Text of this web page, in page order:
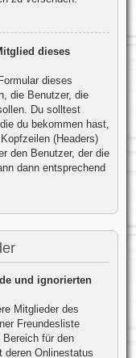
dieses
dieses
die Benutzer, die
Du solltest
du bekommen hast,
(Headers)
den Benutzer, der die
dann entsprechend
und ignorierten
Mitglieder des
Freundesliste
Bereich für den
deren Onlinestatus